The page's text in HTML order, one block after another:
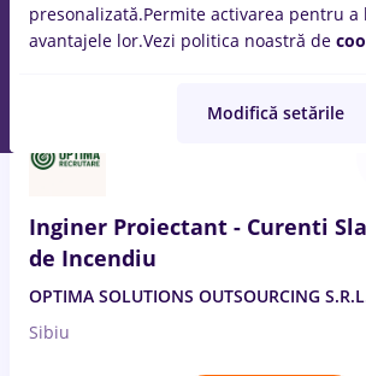
Salarii Remote (de acasă)
Inginer Proiectant - Curenti
de Incendiu
OPTIMA SOLUTIONS OUTSOURCING
Sibiu
presonalizată.Permite activarea pentru a
avantajele lor.Vezi politica noastră de
Modifică setările